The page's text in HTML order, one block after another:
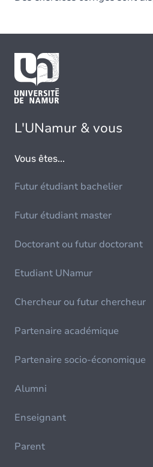
L'UNamur & vous
Vous êtes...
Futur étudiant bachelier
Futur étudiant master
Doctorant ou futur doctorant
Etudiant UNamur
Chercheur ou futur chercheur
Partenaire académique
Partenaire socio-économique
Alumni
Enseignant
Parent